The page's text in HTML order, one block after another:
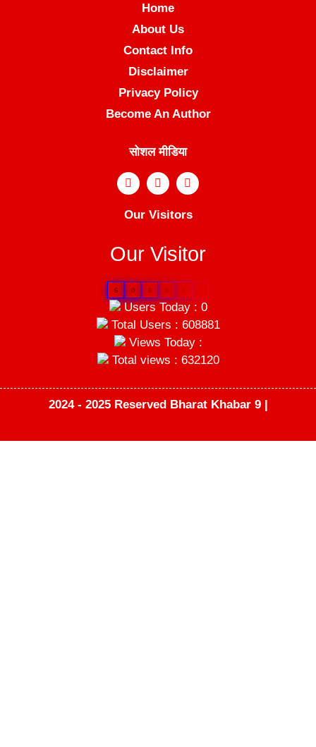
Home
About Us
Contact Info
Disclaimer
Privacy Policy
Become An Author
सोशल मीडिया
Our Visitors
Our Visitor
6 0 8 8 8
Users Today : 0
Total Users : 608881
Views Today :
Total views : 632120
2024 - 2025 Reserved Bharat Khabar 9 |